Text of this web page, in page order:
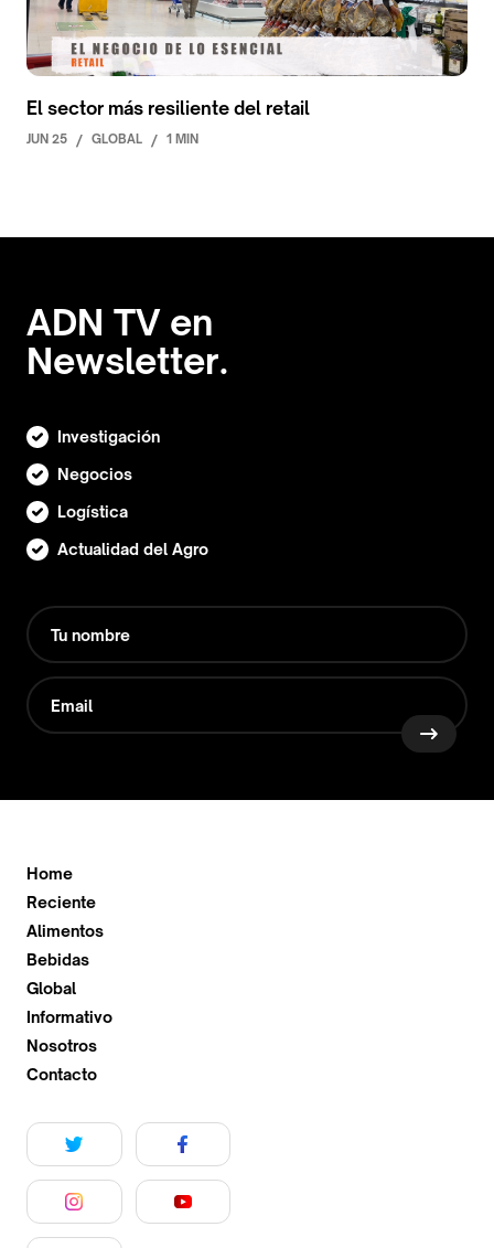
El sector más resiliente del retail
JUN 25 / GLOBAL / 1 MIN
ADN TV en
Newsletter.
Investigación
Negocios
Logística
Actualidad del Agro
Home
Reciente
Alimentos
Bebidas
Global
Informativo
Nosotros
Contacto